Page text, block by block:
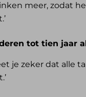
meer, zodat
tot tien jaar
je zeker dat alle